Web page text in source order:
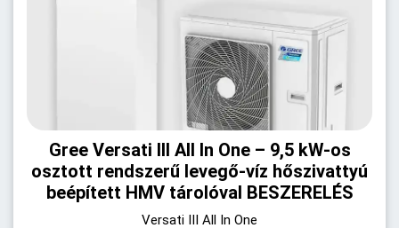
Gree Versati III All In One – 9,5 kW-os
osztott rendszerű levegő-víz hőszivattyú
beépített HMV tárolóval BESZERELÉS
Versati III All In One